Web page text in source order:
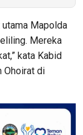
Mapolda
Mereka
kata Kabid
Ohoirat di